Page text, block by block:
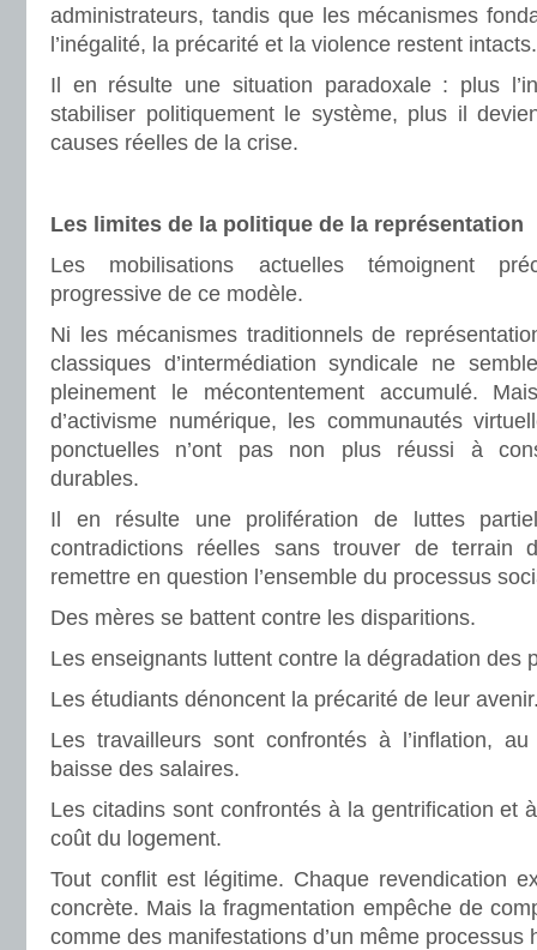
administrateurs, tandis que les mécanismes
l’inégalité, la précarité et la violence restent intacts.
Il en résulte une situation paradoxale : plus
stabiliser politiquement le système, plus il
causes réelles de la crise.
Les limites de la politique de la représentation
Les mobilisations actuelles témoignent
progressive de ce modèle.
Ni les mécanismes traditionnels de
classiques d’intermédiation syndicale ne
pleinement le mécontentement accumulé.
d’activisme numérique, les communautés
ponctuelles n’ont pas non plus réussi à
durables.
Il en résulte une prolifération de luttes
contradictions réelles sans trouver de terrain
remettre en question l’ensemble du processus
Des mères se battent contre les disparitions.
Les enseignants luttent contre la dégradation des
Les étudiants dénoncent la précarité de leur
Les travailleurs sont confrontés à l’inflation,
baisse des salaires.
Les citadins sont confrontés à la gentrification et
coût du logement.
Tout conflit est légitime. Chaque revendication
concrète. Mais la fragmentation empêche de
comme des manifestations d’un même processus